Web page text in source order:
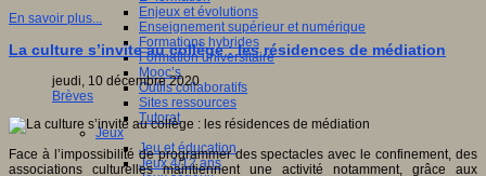
Enjeux et évolutions
Enseignement supérieur et numérique
Formations hybrides
Formation universitaire
Mooc’s
Outils collaboratifs
Sites ressources
Tutorat
Jeux
Jeu et éducation
Jeux 4/12 ans
En savoir plus...
La culture s’invite au collège : les résidences de médiation
jeudi, 10 décembre 2020
Brèves
Face à l’impossibilité de programmer des spectacles avec le confinement, des
associations culturelles maintiennent une activité notamment, grâce aux